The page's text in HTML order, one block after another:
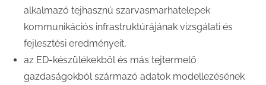
alkalmazó tejhasznú szarvasmarhatelepek
kommunikációs infrastruktúrájának vizsgálati és
fejlesztési eredményeit,
az ED-készülékekből és más tejtermelő
gazdaságokból származó adatok modellezésének